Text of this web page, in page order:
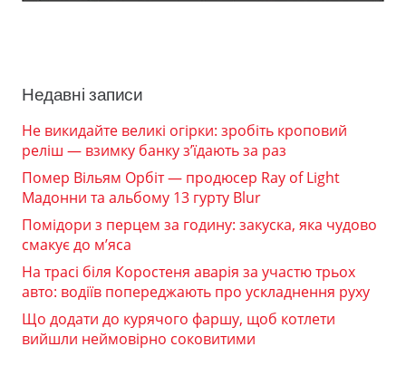
Недавні записи
Не викидайте великі огірки: зробіть кроповий
реліш — взимку банку з’їдають за раз
Помер Вільям Орбіт — продюсер Ray of Light
Мадонни та альбому 13 гурту Blur
Помідори з перцем за годину: закуска, яка чудово
смакує до м’яса
На трасі біля Коростеня аварія за участю трьох
авто: водіїв попереджають про ускладнення руху
Що додати до курячого фаршу, щоб котлети
вийшли неймовірно соковитими